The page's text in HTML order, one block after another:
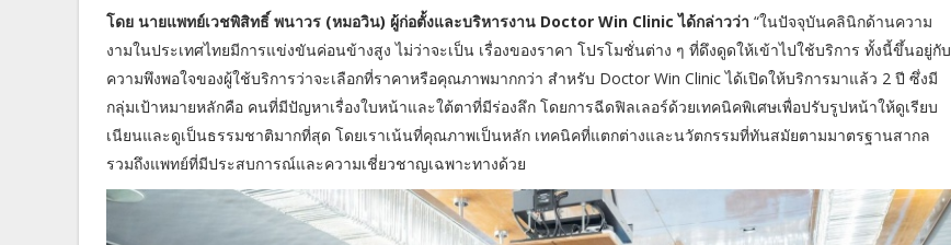
โดย นายแพทย์เวชพิสิทธิ์ พนาวร (หมอวิน) ผู้ก่อตั้งและบริหารงาน Doctor Win Clinic ได้กล่าวว่า “ในปัจจุบันคลินิกด้านความ
งามในประเทศไทยมีการแข่งขันค่อนข้างสูง ไม่ว่าจะเป็น เรื่องของราคา โปรโมชั่นต่าง ๆ ที่ดึงดูดให้เข้าไปใช้บริการ ทั้งนี้ขึ้นอยู่กับ
ความพึงพอใจของผู้ใช้บริการว่าจะเลือกที่ราคาหรือคุณภาพมากกว่า สำหรับ Doctor Win Clinic ได้เปิดให้บริการมาแล้ว 2 ปี ซึ่งมี
กลุ่มเป้าหมายหลักคือ คนที่มีปัญหาเรื่องใบหน้าและใต้ตาที่มีร่องลึก โดยการฉีดฟิลเลอร์ด้วยเทคนิคพิเศษเพื่อปรับรูปหน้าให้ดูเรียบ
เนียนและดูเป็นธรรมชาติมากที่สุด โดยเราเน้นที่คุณภาพเป็นหลัก เทคนิคที่แตกต่างและนวัตกรรมที่ทันสมัยตามมาตรฐานสากล
รวมถึงแพทย์ที่มีประสบการณ์และความเชี่ยวชาญเฉพาะทางด้วย